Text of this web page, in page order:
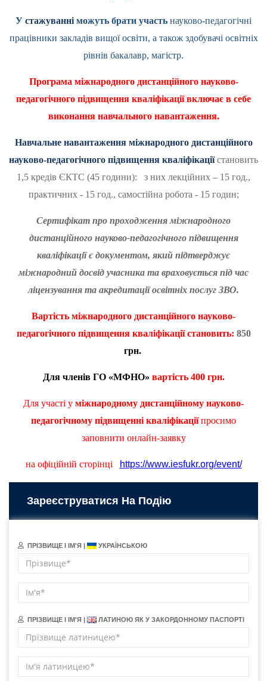
У стажуванні можуть брати участь науково-педагогічні
працівники закладів вищої освіти, а також здобувачі освітніх
рівнів бакалавр, магістр.
Програма міжнародного дистанційного науково-
педагогічного підвищення кваліфікації включає в себе
виконання навчального навантаження.
Навчальне навантаження міжнародного дистанційного
науково-педагогічного підвищення кваліфікаціїстановить
1,5 кредів ЄКТС (45 години): з них лекційних – 15 год.,
практичних - 15 год., самостійна робота - 15 годин;
Сертифікат про проходження міжнародного
дистанційного науково-педагогічного підвищення
кваліфікації є документом, який підтверджує
міжнародний досвід учасника та враховується під час
ліцензування та акредитації освітніх послуг ЗВО.
Вартість міжнародного дистанційного науково-
педагогічного підвищення кваліфікації становить: 850
грн.
Для членів ГО «МФНО» вартість 400 грн.
Для участі у міжнародному дистанційному науково-
педагогічному підвищенні кваліфікаціїпросимо
заповнити онлайн-заявку
на офіційній сторінці https://www.iesfukr.org/event/
Зареєструватися На Подію
ПРІЗВИЩЕ І ІМ'Я | УКРАЇНСЬКОЮ
ПРІЗВИЩЕ І ІМ'Я | ЛАТИНОЮ ЯК У ЗАКОРДОННОМУ ПАСПОРТІ